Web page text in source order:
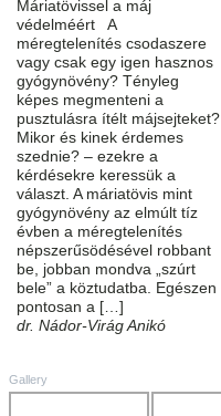
Máriatövissel a máj
védelméért A
méregtelenítés csodaszere
vagy csak egy igen hasznos
gyógynövény? Tényleg
képes megmenteni a
pusztulásra ítélt májsejteket?
Mikor és kinek érdemes
szednie? – ezekre a
kérdésekre keressük a
választ. A máriatövis mint
gyógynövény az elmúlt tíz
évben a méregtelenítés
népszerűsödésével robbant
be, jobban mondva „szúrt
bele” a köztudatba. Egészen
pontosan a […]
dr. Nádor-Virág Anikó
Gallery